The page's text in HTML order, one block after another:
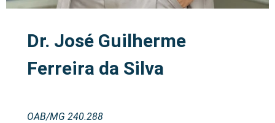
Dr. José Guilherme
Ferreira da Silva
OAB/MG 240.288